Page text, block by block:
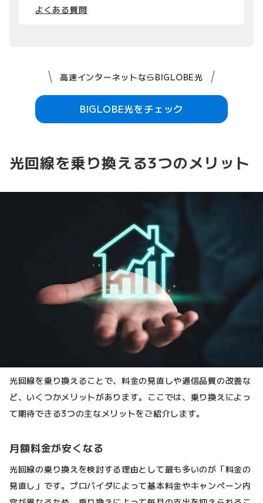
よくある質問
高速インターネットならBIGLOBE光
BIGLOBE光をチェック
光回線を乗り換える3つのメリット
光回線を乗り換えることで、料金の見直しや通信品質の改善な
ど、いくつかメリットがあります。ここでは、乗り換えによっ
て期待できる3つの主なメリットをご紹介します。
月額料金が安くなる
光回線の乗り換えを検討する理由として最も多いのが「料金の
見直し」です。プロバイダによって基本料金やキャンペーン内